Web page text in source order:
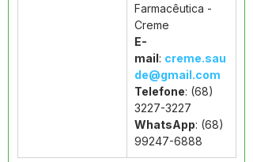
Farmacêutica -
Creme
E-
mail: creme.sau
de@gmail.com
Telefone: (68)
3227-3227
WhatsApp: (68)
99247-6888